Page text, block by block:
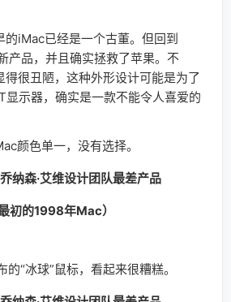
iMac已经是一个古董。但回到
产品，并且确实拯救了苹果。不
得很丑陋，这种外形设计可能是为了
显示器，确实是一款不能令人喜爱的
色单一，没有选择。
最初的1998年Mac）
“冰球”鼠标，看起来很糟糕。